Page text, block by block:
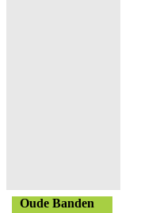
Oude Banden